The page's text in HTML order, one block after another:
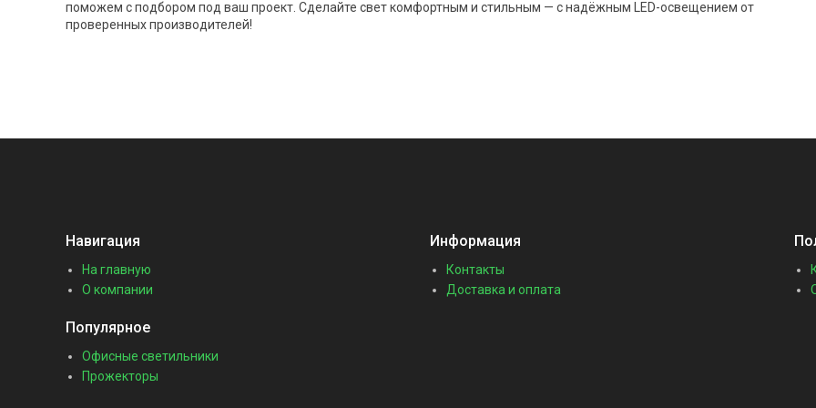
поможем с подбором под ваш проект. Сделайте свет комфортным и стильным — с надёжным LED-освещением от
проверенных производителей!
Навигация
На главную
О компании
Информация
Контакты
Доставка и оплата
Популярное
Офисные светильники
Прожекторы